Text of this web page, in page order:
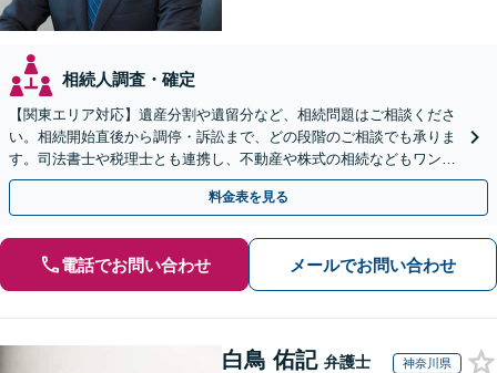
相続人調査・確定
【関東エリア対応】遺産分割や遺留分など、相続問題はご相談くださ
い。相続開始直後から調停・訴訟まで、どの段階のご相談でも承りま
す。司法書士や税理士とも連携し、不動産や株式の相続などもワンス
トップで対応可能。遺言書作成や事業承継のご相談にも対応
料金表を見る
電話でお問い合わせ メールでお問い合わせ
白鳥 佑記 弁護士 神奈川県